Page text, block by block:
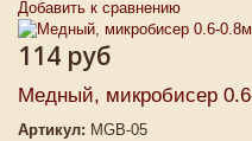
Добавить к сравнению
114 руб
Медный, микробисер
Артикул: MGB-05